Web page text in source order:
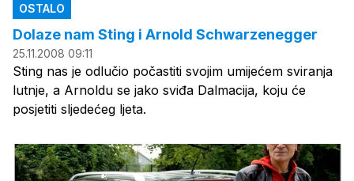
OSTALO
Dolaze nam Sting i Arnold Schwarzenegger
25.11.2008 09:11
Sting nas je odlučio počastiti svojim umijećem sviranja
lutnje, a Arnoldu se jako sviđa Dalmacija, koju će
posjetiti sljedećeg ljeta.